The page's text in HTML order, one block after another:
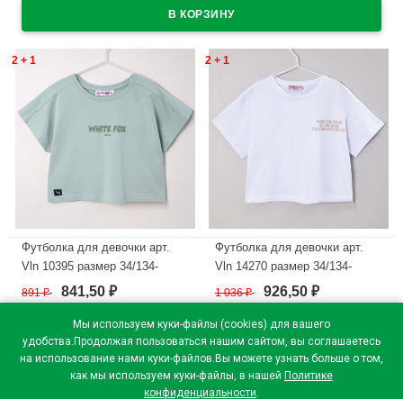
Мы используем куки-файлы (cookies) для вашего
удобства.Продолжая пользоваться нашим сайтом, вы соглашаетесь
на использование нами куки-файлов.Вы можете узнать больше о том,
как мы используем куки-файлы, в нашей Политике
конфиденциальности.
2 + 1
Футболка для девочки арт.
Vln 10395 размер 34/134-
44/164 цвет мятный
В наличии
891₽ 841,50 ₽
2 + 1
Футболка для девочки арт.
Vln 14270 размер 34/134-
44/164 цвет белый
В наличии
1 036₽ 926,50 ₽